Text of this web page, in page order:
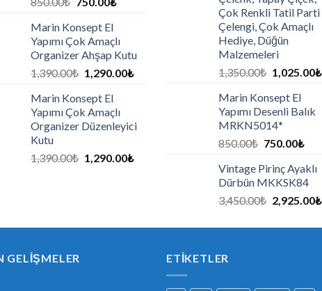
Marin Konsept El
Yapımı Çok Amaçlı
Organizer Ahşap Kutu
1,390.00₺ 1,290.00₺
Marin Konsept El
Yapımı Çok Amaçlı
Organizer Düzenleyici
Kutu
1,390.00₺ 1,290.00₺
Çok Renkli Tatil Parti
Çelengi, Çok Amaçlı
Hediye, Düğün
Malzemeleri
1,350.00₺ 1,025.00₺
Marin Konsept El
Yapımı Desenli Balık
MRKN5014*
850.00₺ 750.00₺
Vintage Pirinç Ayaklı
Dürbün MKKSK84
3,450.00₺ 2,925.00₺
GELIŞMELER ETIKETLER